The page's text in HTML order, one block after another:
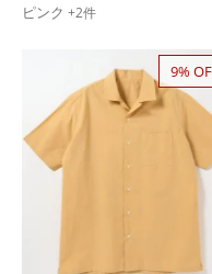
ピンク +2件
9%